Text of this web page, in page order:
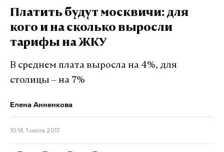
Ураганный ветер повалил 1200 деревьев. До
понедельника все последствия непогоды будут
устранены
— Сергей Собянин (@MosSobyanin)
2017 г.
Фото: GLOBAL LOOK press/©
Дзен VK
Платить будут москвичи: для
кого и на сколько выросли
тарифы на ЖКУ
В среднем плата выросла на 4%, для
столицы – на 7%
Елена Анненкова
10:14, 1 июля 2017